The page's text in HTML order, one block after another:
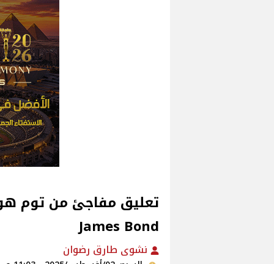
تعليق مفاجئ من توم
James Bond
نشوى طارق رضوان